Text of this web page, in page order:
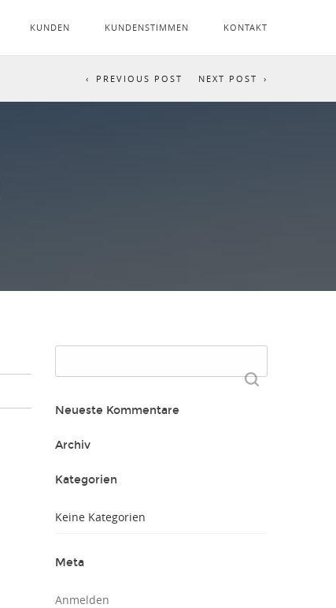
KUNDEN KUNDENSTIMMEN KONTAKT
NEXT POST
PREVIOUS POST
nach:
Neueste Kommentare
Archiv
Kategorien
Keine Kategorien
Meta
Anmelden